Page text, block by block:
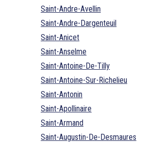
Saint-Andre-Avellin
Saint-Andre-Dargenteuil
Saint-Anicet
Saint-Anselme
Saint-Antoine-De-Tilly
Saint-Antoine-Sur-Richelieu
Saint-Antonin
Saint-Apollinaire
Saint-Armand
Saint-Augustin-De-Desmaures